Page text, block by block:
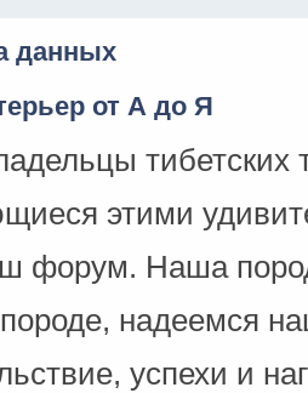
данных
от А до Я
этими
форум. Наша
надеемся
успехи и